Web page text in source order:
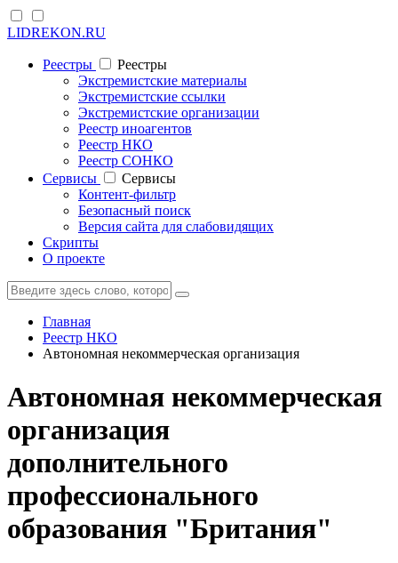
LIDREKON.RU
Реестры
Реестры
Экстремистские материалы
Экстремистские ссылки
Экстремистские организации
Реестр иноагентов
Реестр НКО
Реестр СОНКО
Cервисы
Cервисы
Контент-фильтр
Безопасный поиск
Версия сайта для слабовидящих
Скрипты
О проекте
Главная
Реестр НКО
Автономная некоммерческая организация
Автономная некоммерческая
организация
дополнительного
профессионального
образования "Британия"